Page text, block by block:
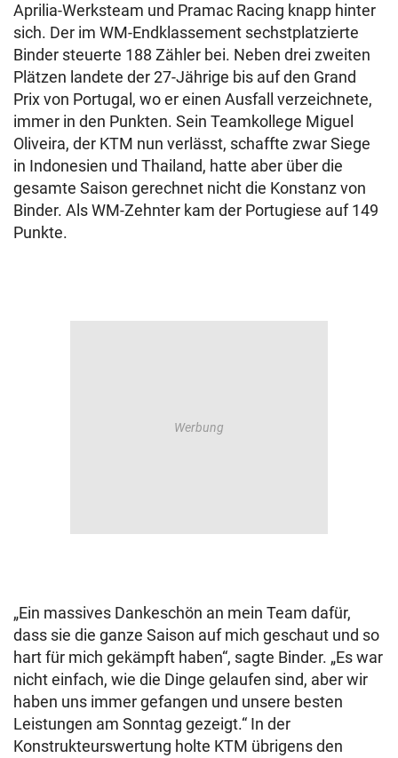
Aprilia-Werksteam und Pramac Racing knapp hinter
sich. Der im WM-Endklassement sechstplatzierte
Binder steuerte 188 Zähler bei. Neben drei zweiten
Plätzen landete der 27-Jährige bis auf den Grand
Prix von Portugal, wo er einen Ausfall verzeichnete,
immer in den Punkten. Sein Teamkollege Miguel
Oliveira, der KTM nun verlässt, schaffte zwar Siege
in Indonesien und Thailand, hatte aber über die
gesamte Saison gerechnet nicht die Konstanz von
Binder. Als WM-Zehnter kam der Portugiese auf 149
Punkte.
„Ein massives Dankeschön an mein Team dafür,
dass sie die ganze Saison auf mich geschaut und so
hart für mich gekämpft haben“, sagte Binder. „Es war
nicht einfach, wie die Dinge gelaufen sind, aber wir
haben uns immer gefangen und unsere besten
Leistungen am Sonntag gezeigt.“ In der
Konstrukteurswertung holte KTM übrigens den